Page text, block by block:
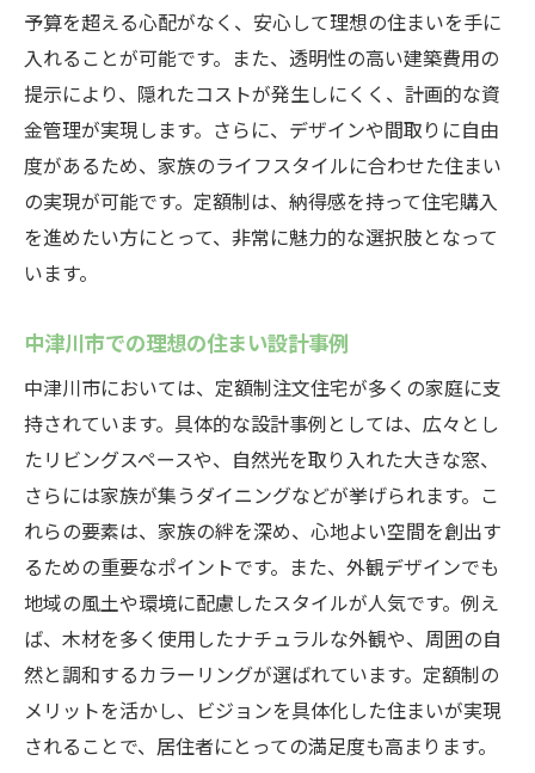
定額制がもたらす購入者への安心感
価格競争力を持つ定額制注文住宅とは
予算管理が容易な住宅購入の新しいアプロ
ーチ
中津川市で話題の定額制注文住宅がもたらす安
心感
住まい選びにおける安心感の重要性
中津川市の住環境に適した定額制住宅
消費者保護を考慮した定額制の仕組み
安心して家を建てるためのプロセス
中津川市で選ばれる理由と実績
ライフスタイルに合わせた注文住宅を定額で手
に入れる方法
ライフステージに応じた設計の柔軟性
中津川市での家族構成に合った住宅プラン
定額制で実現するカスタマイズの自由度
未来の生活を見据えた長期的なプランニン
グ
予算を超える心配がなく、安心して理想の住まいを手に
入れることが可能です。また、透明性の高い建築費用の
提示により、隠れたコストが発生しにくく、計画的な資
金管理が実現します。さらに、デザインや間取りに自由
度があるため、家族のライフスタイルに合わせた住まい
の実現が可能です。定額制は、納得感を持って住宅購入
を進めたい方にとって、非常に魅力的な選択肢となって
います。
中津川市での理想の住まい設計事例
中津川市においては、定額制注文住宅が多くの家庭に支
持されています。具体的な設計事例としては、広々とし
たリビングスペースや、自然光を取り入れた大きな窓、
さらには家族が集うダイニングなどが挙げられます。こ
れらの要素は、家族の絆を深め、心地よい空間を創出す
るための重要なポイントです。また、外観デザインでも
地域の風土や環境に配慮したスタイルが人気です。例え
ば、木材を多く使用したナチュラルな外観や、周囲の自
然と調和するカラーリングが選ばれています。定額制の
メリットを活かし、ビジョンを具体化した住まいが実現
されることで、居住者にとっての満足度も高まります。